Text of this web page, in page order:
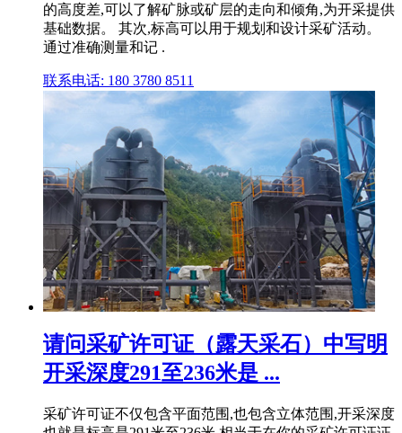
的高度差,可以了解矿脉或矿层的走向和倾角,为开采提供
基础数据。 其次,标高可以用于规划和设计采矿活动。
通过准确测量和记 .
联系电话: 180 3780 8511
请问采矿许可证（露天采石）中写明
开采深度291至236米是 ...
采矿许可证不仅包含平面范围,也包含立体范围,开采深度